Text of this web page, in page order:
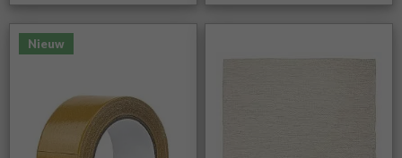
Nieuw